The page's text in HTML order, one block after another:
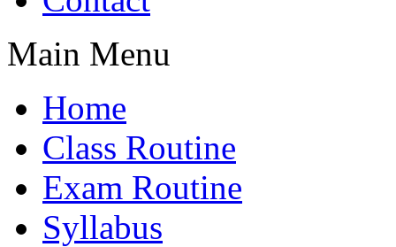
Main Menu
Home
Class Routine
Exam Routine
Syllabus